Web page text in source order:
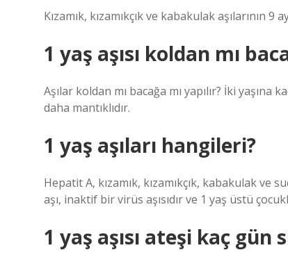
Kızamık, kızamıkçık ve kabakulak aşılarının
1 yaş aşısı koldan mı
Aşılar koldan mı bacağa mı yapılır? İki yaşına
daha mantıklıdır.
1 yaş aşıları hangileri?
Hepatit A, kızamık, kızamıkçık, kabakulak ve
aşı, inaktif bir virüs aşısıdır ve 1 yaş üstü
1 yaş aşısı ateşi kaç gün